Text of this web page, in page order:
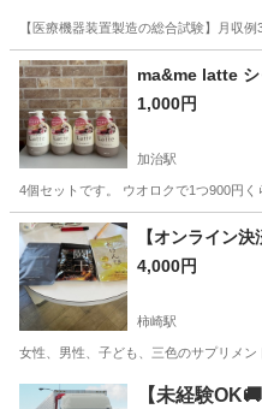
【医療機器装置製造の総合試験】月収
山梨 その他
ma&me
1,000円
加治駅
4個セットです。 ウオロクで1つ900円く
新潟 新発田市 加治駅 そ
【オンライン
4,000円
柿崎駅
女性、男性、子ども、三色のサプリメン
新潟 上越市 柿崎駅 健康食
【未経験